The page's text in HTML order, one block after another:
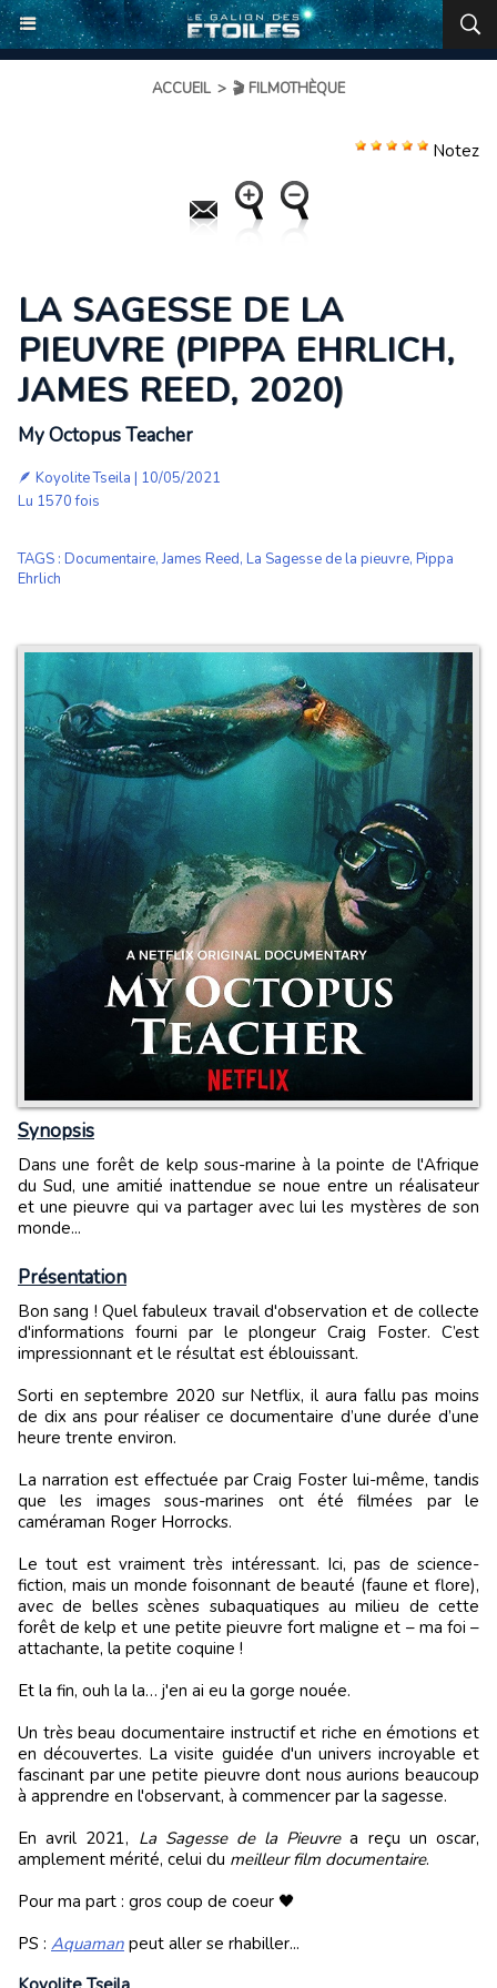
ACCUEIL > 🎬 FILMOTHÈQUE
Notez
LA SAGESSE DE LA
PIEUVRE (PIPPA EHRLICH,
JAMES REED, 2020)
My Octopus Teacher
🪶 Koyolite Tseila | 10/05/2021
Lu 1570 fois
TAGS : Documentaire,James Reed, La Sagesse de la pieuvre, Pippa
Ehrlich
Synopsis
Dans une forêt de kelp sous-marine à la pointe de l'Afrique
du Sud, une amitié inattendue se noue entre un réalisateur
et une pieuvre qui va partager avec lui les mystères de son
monde...
Présentation
Bon sang ! Quel fabuleux travail d'observation et de collecte
d'informations fourni par le plongeur Craig Foster. C’est
impressionnant et le résultat est éblouissant.
Sorti en septembre 2020 sur Netflix, il aura fallu pas moins
de dix ans pour réaliser ce documentaire d’une durée d’une
heure trente environ.
La narration est effectuée par Craig Foster lui-même, tandis
que les images sous-marines ont été filmées par le
caméraman Roger Horrocks.
Le tout est vraiment très intéressant. Ici, pas de science-
fiction, mais un monde foisonnant de beauté (faune et flore),
avec de belles scènes subaquatiques au milieu de cette
forêt de kelp et une petite pieuvre fort maligne et – ma foi –
attachante, la petite coquine !
Et la fin, ouh la la… j'en ai eu la gorge nouée.
Un très beau documentaire instructif et riche en émotions et
en découvertes. La visite guidée d'un univers incroyable et
fascinant par une petite pieuvre dont nous aurions beaucoup
à apprendre en l'observant, à commencer par la sagesse.
En avril 2021, La Sagesse de la Pieuvrea reçu un oscar,
amplement mérité, celui du meilleur film documentaire.
Pour ma part : gros coup de coeur 🖤
PS : Aquaman peut aller se rhabiller...